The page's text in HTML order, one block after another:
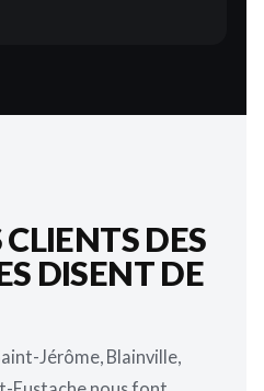
DES
DISENT DE
Jérôme, Blainville,